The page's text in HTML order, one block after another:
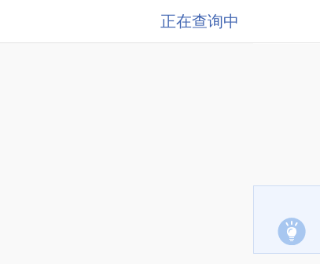
正在查询中